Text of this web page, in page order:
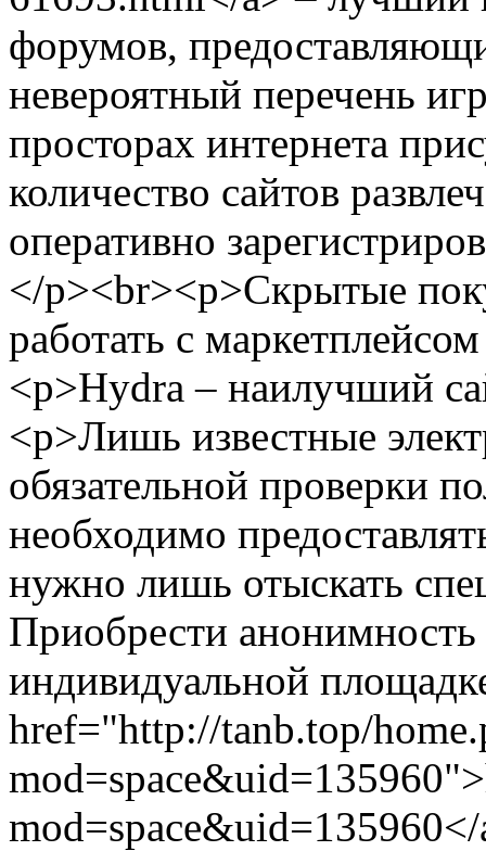
форумов,
невероятный перечень
просторах интернета
количество сайтов
оперативно
</p><br><p>Скрытые
работать с
<p>Hydra – наилучший
<p>Лишь известные
обязательной проверки
необходимо
нужно лишь отыскать
Приобрести
индивидуальной
href="http://tanb.top/